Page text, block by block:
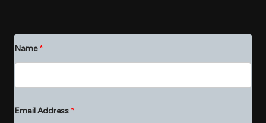
Name*
Email Address *